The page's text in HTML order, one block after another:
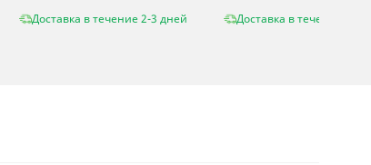
Доставка в течение 2-3 дней Доставка в течение 2-3